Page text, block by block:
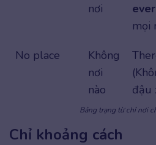
nơi
mọi
No place
Không
nơi
nào
đậu
Bảng trạng từ chỉ nơi
Chỉ khoảng cách